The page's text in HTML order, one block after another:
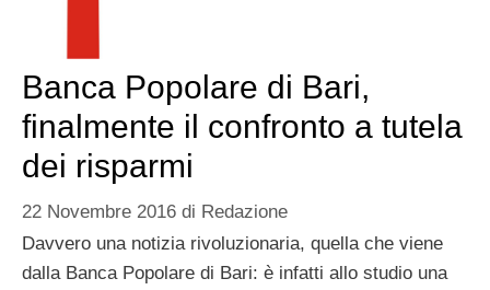
Banca Popolare di Bari,
finalmente il confronto a tutela
dei risparmi
22 Novembre 2016 di Redazione
Davvero una notizia rivoluzionaria, quella che viene
dalla Banca Popolare di Bari: è infatti allo studio una